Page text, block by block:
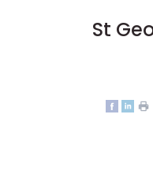
St